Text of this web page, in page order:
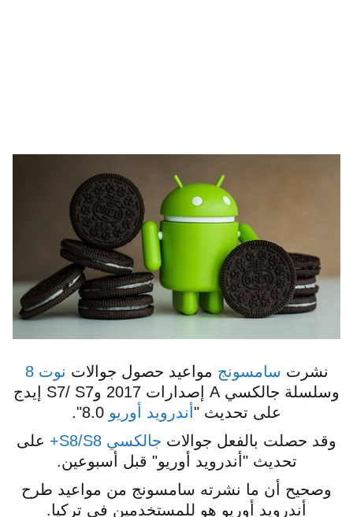
نشرت سامسونج مواعيد حصول جوالات نوت 8
وسلسلة جالكسي A إصدارات 2017 وS7/ S7 إيدج
على تحديث "أندرويد أوريو
وقد حصلت بالفعل جوالات جالكسي S8/S8+
على
تحديث "أندرويد أوريو" قبل أسبوعين.
وصحيح أن ما نشرته سامسونج من مواعيد طرح
أندرويد أوريو هو للمستخدمين في تركيا.